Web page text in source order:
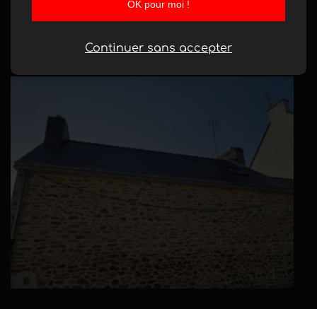
OK pour moi !
Continuer sans accepter